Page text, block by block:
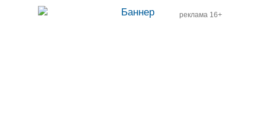
реклама 16+